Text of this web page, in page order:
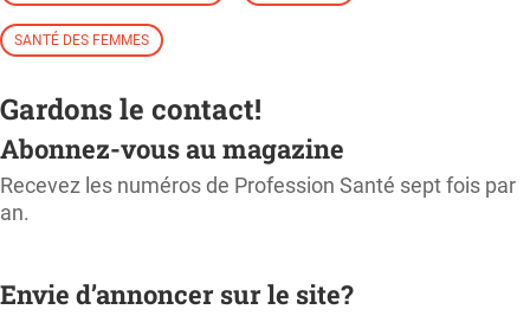
SANTÉ DES FEMMES
Gardons le contact!
Abonnez-vous au magazine
Recevez les numéros de Profession Santé sept fois par
an.
Envie d’annoncer sur le site?